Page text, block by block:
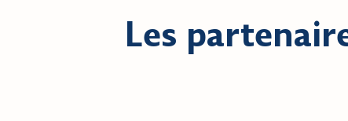
Les